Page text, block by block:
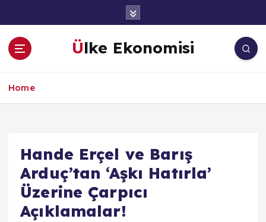
a
Ülke Ekonomisi
Home
Hande Erçel ve Barış
Arduç’tan ‘Aşkı Hatırla’
Üzerine Çarpıcı
Açıklamalar!